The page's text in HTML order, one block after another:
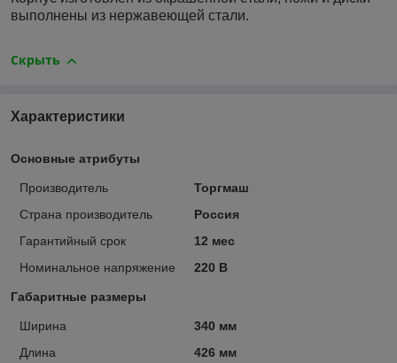
выполнены из нержавеющей стали.
Скрыть
Характеристики
Основные атрибуты
Производитель
Торгмаш
Страна производитель
Россия
Гарантийный срок
12 мес
Номинальное напряжение
220 В
Габаритные размеры
Ширина
340 мм
Длина
426 мм